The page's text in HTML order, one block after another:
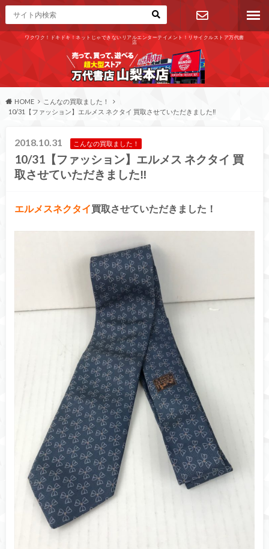
ワクワク！ドキドキ！ネットじゃできないリアルエンターテイメント！リサイクルストア万代書
店
お問い合わ
せ
HOME
こんなの買取ました！
10/31【ファッション】エルメス ネクタイ 買取させていただきました‼
2018.10.31 こんなの買取ました！
10/31【ファッション】エルメス ネクタイ 買
取させていただきました‼
エルメスネクタイ買取させていただきました！